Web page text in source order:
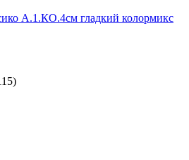
А.1.КО.4см гладкий колормикс